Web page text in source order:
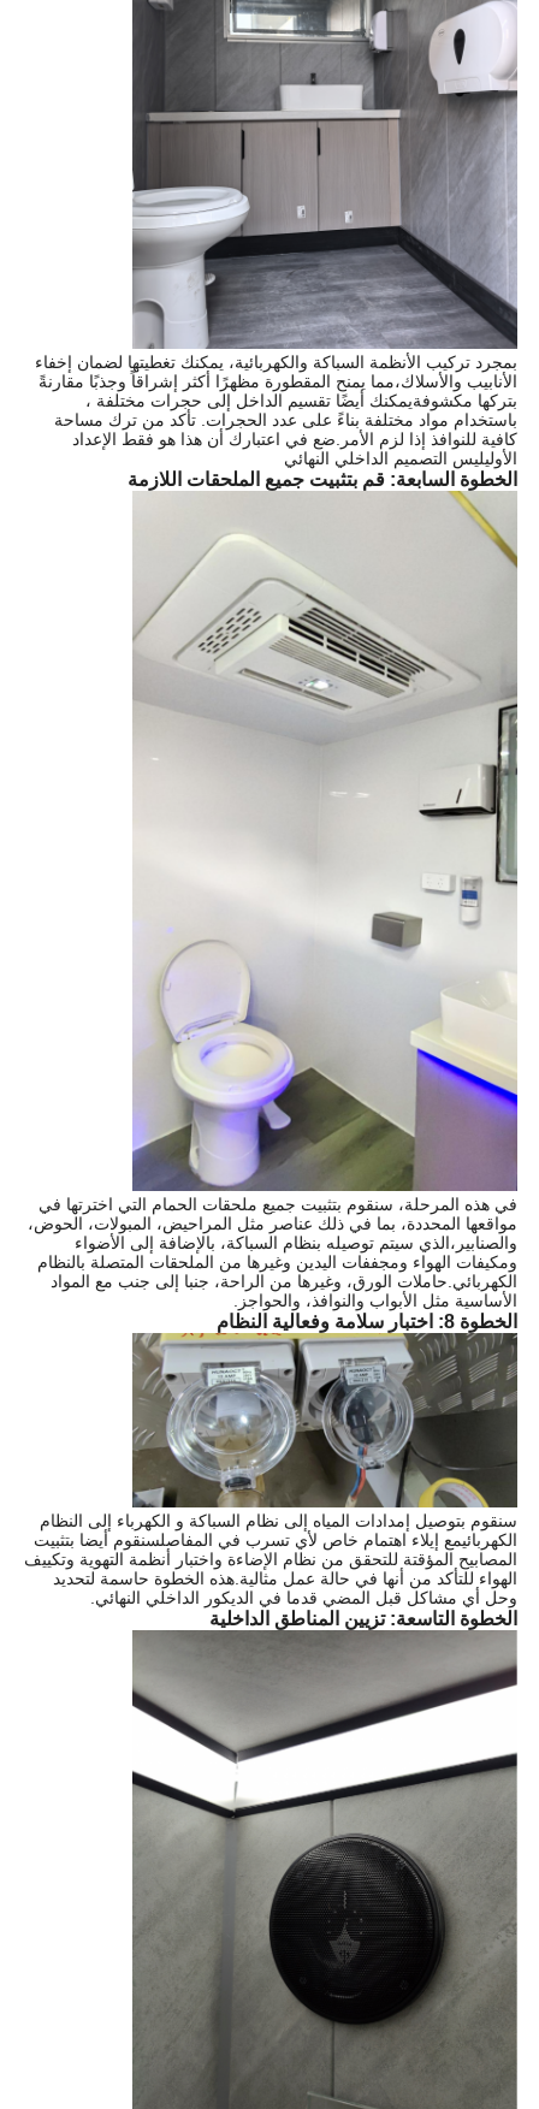
بمجرد تركيب الأنظمة السباكة والكهربائية، يمكنك تغطيتها لضمان إخفاء
الأنابيب والأسلاك،مما يمنح المقطورة مظهرًا أكثر إشراقاً وجذبًا مقارنةً
بتركها مكشوفةيمكنك أيضًا تقسيم الداخل إلى حجرات مختلفة ،
باستخدام مواد مختلفة بناءً على عدد الحجرات. تأكد من ترك مساحة
كافية للنوافذ إذا لزم الأمر.ضع في اعتبارك أن هذا هو فقط الإعداد
الأوليليس التصميم الداخلي النهائي
الخطوة السابعة: قم بتثبيت جميع الملحقات اللازمة
في هذه المرحلة، سنقوم بتثبيت جميع ملحقات الحمام التي اخترتها في
مواقعها المحددة، بما في ذلك عناصر مثل المراحيض، المبولات، الحوض،
والصنابير،الذي سيتم توصيله بنظام السباكة، بالإضافة إلى الأضواء
ومكيفات الهواء ومجففات اليدين وغيرها من الملحقات المتصلة بالنظام
الكهربائي.حاملات الورق، وغيرها من الراحة، جنبا إلى جنب مع المواد
الأساسية مثل الأبواب والنوافذ، والحواجز.
الخطوة 8: اختبار سلامة وفعالية النظام
سنقوم بتوصيل إمدادات المياه إلى نظام السباكة و الكهرباء إلى النظام
الكهربائيمع إيلاء اهتمام خاص لأي تسرب في المفاصلسنقوم أيضا بتثبيت
المصابيح المؤقتة للتحقق من نظام الإضاءة واختبار أنظمة التهوية وتكييف
الهواء للتأكد من أنها في حالة عمل مثالية.هذه الخطوة حاسمة لتحديد
وحل أي مشاكل قبل المضي قدما في الديكور الداخلي النهائي.
الخطوة التاسعة: تزيين المناطق الداخلية